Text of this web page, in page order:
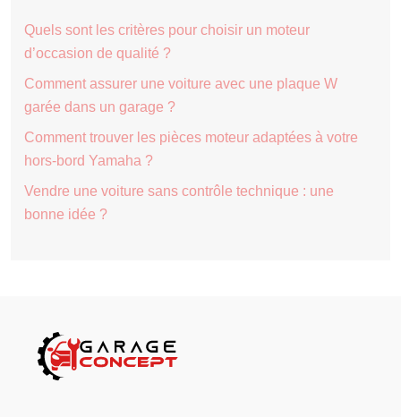
Quels sont les critères pour choisir un moteur
d’occasion de qualité ?
Comment assurer une voiture avec une plaque W
garée dans un garage ?
Comment trouver les pièces moteur adaptées à votre
hors-bord Yamaha ?
Vendre une voiture sans contrôle technique : une
bonne idée ?